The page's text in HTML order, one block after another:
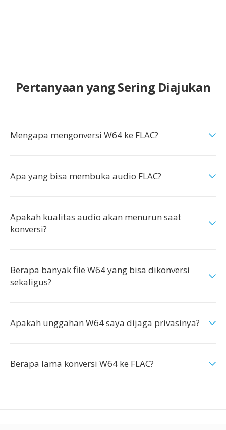
Pertanyaan yang Sering Diajukan
Mengapa mengonversi W64 ke FLAC?
Apa yang bisa membuka audio FLAC?
Apakah kualitas audio akan menurun saat
konversi?
Berapa banyak file W64 yang bisa dikonversi
sekaligus?
Apakah unggahan W64 saya dijaga privasinya?
Berapa lama konversi W64 ke FLAC?